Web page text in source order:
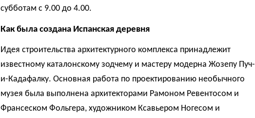
субботам с 9.00 до 4.00.
Как была создана Испанская деревня
Идея строительства архитектурного комплекса принадлежит
известному каталонскому зодчему и мастеру модерна Жозепу Пуч-
и-Кадафалку. Основная работа по проектированию необычного
музея была выполнена архитекторами Рамоном Ревентосом и
Франсеском Фольгера, художником Ксавьером Ногесом и